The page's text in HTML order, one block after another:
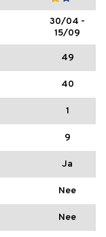
30/04 -
15/09
49
40
1
9
Ja
Nee
Nee